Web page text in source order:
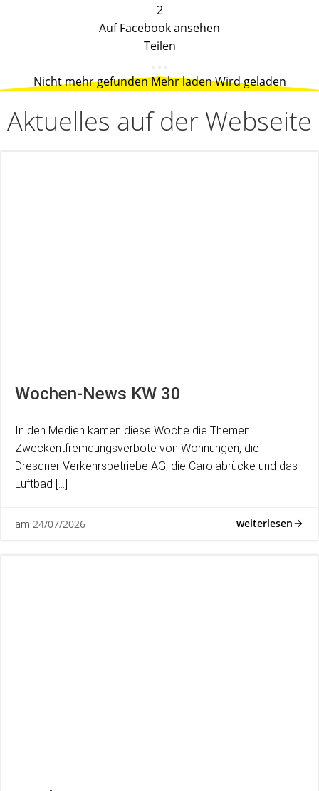
2
Auf Facebook ansehen
Teilen
Nicht mehr gefundenMehr ladenWird geladen
Aktuelles auf der Webseite
Wochen-News KW 30
In den Medien kamen diese Woche die Themen
Zweckentfremdungsverbote von Wohnungen, die
Dresdner Verkehrsbetriebe AG, die Carolabrücke und das
Luftbad […]
am 24/07/2026 weiterlesen